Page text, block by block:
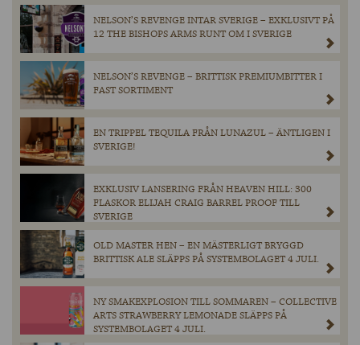
NELSON’S REVENGE INTAR SVERIGE – EXKLUSIVT PÅ
12 THE BISHOPS ARMS RUNT OM I SVERIGE
NELSON’S REVENGE – BRITTISK PREMIUMBITTER I
FAST SORTIMENT
EN TRIPPEL TEQUILA FRÅN LUNAZUL – ÄNTLIGEN I
SVERIGE!
EXKLUSIV LANSERING FRÅN HEAVEN HILL: 300
FLASKOR ELIJAH CRAIG BARREL PROOF TILL
SVERIGE
OLD MASTER HEN – EN MÄSTERLIGT BRYGGD
BRITTISK ALE SLÄPPS PÅ SYSTEMBOLAGET 4 JULI.
NY SMAKEXPLOSION TILL SOMMAREN – COLLECTIVE
ARTS STRAWBERRY LEMONADE SLÄPPS PÅ
SYSTEMBOLAGET 4 JULI.